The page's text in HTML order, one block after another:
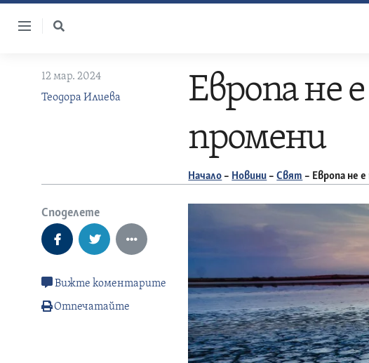
Skip
12 мар. 2024
Теодора Илиева
Европа не
промени
Начало – Новини –Свят – Европа не
Споделете
Вижте коментарите
Отпечатайте